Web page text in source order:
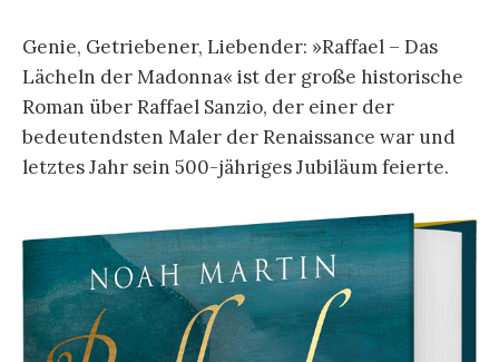
Genie, Getriebener, Liebender: »Raffael – Das
Lächeln der Madonna« ist der große historische
Roman über Raffael Sanzio, der einer der
bedeutendsten Maler der Renaissance war und
letztes Jahr sein 500-jähriges Jubiläum feierte.